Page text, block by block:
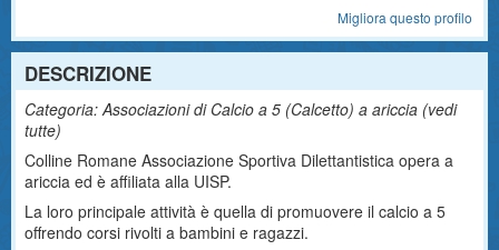
Migliora questo profilo
DESCRIZIONE
Categoria: Associazioni di Calcio a 5 (Calcetto) a ariccia (vedi
tutte)
Colline Romane Associazione Sportiva Dilettantistica opera a
ariccia ed è affiliata alla UISP.
La loro principale attività è quella di promuovere il calcio a 5
offrendo corsi rivolti a bambini e ragazzi.